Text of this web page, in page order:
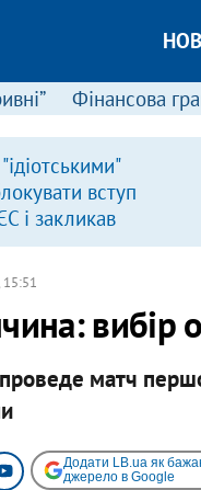
Фінансова
вступ
і закликав
15:51
вибір
проведе матч
Додати LB.ua як
джерело в Google